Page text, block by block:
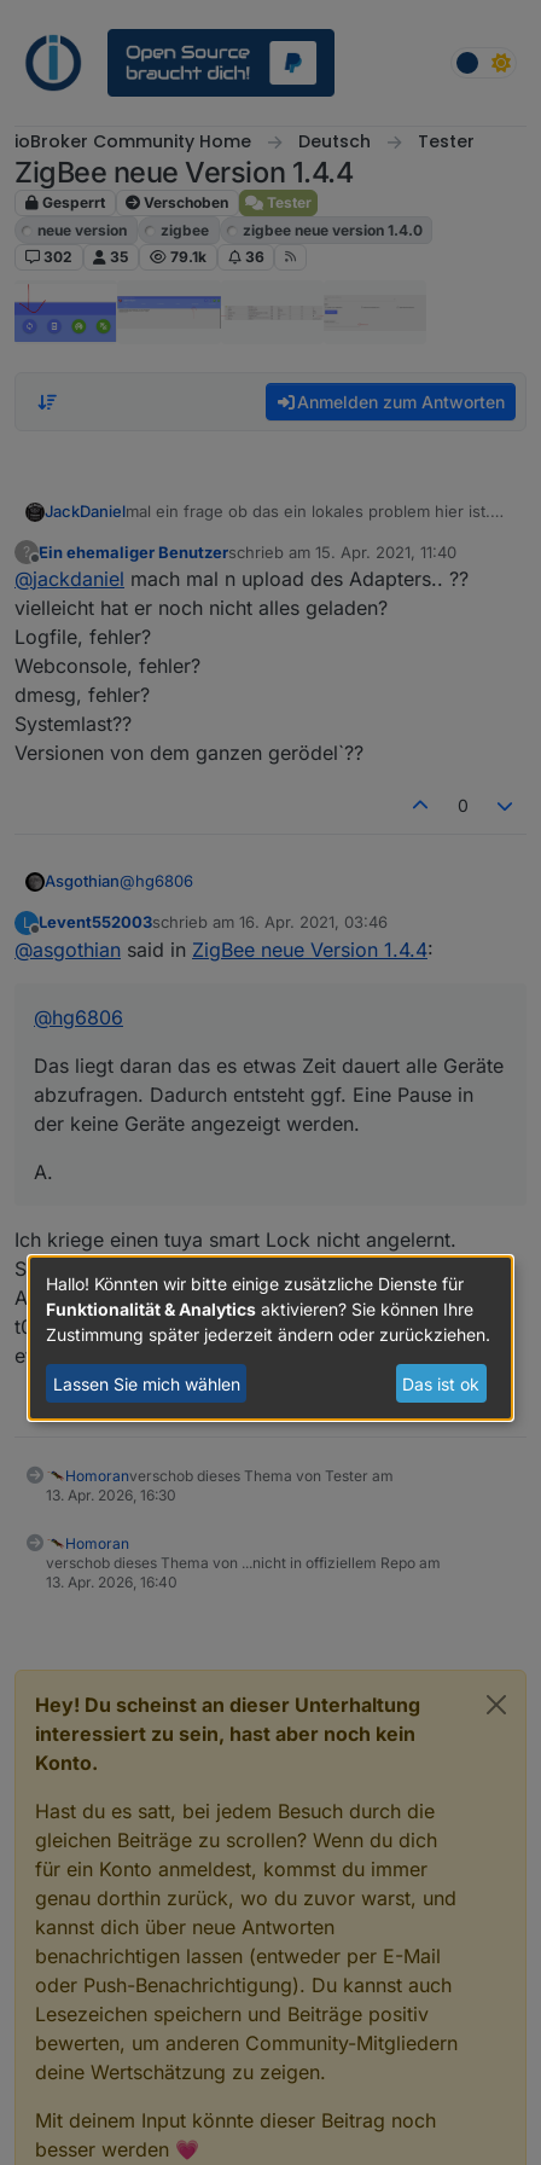
ioBroker Community Home Deutsch Tester
ZigBee neue Version 1.4.4
Gesperrt Verschoben
Tester
neue version
zigbee
zigbee neue version 1.4.0
302
35 79.1k 36
Anmelden zum Antworten
JackDanielmal ein frage ob das ein lokales problem hier ist.
panel links aufrufe, bekomme ich immer nur ein
leere seite in englisch angezeigt,mehr passiert
bzw. geht damit auch nicht :(
probiert mit chrome und firefox
?
Offline
Ein ehemaliger Benutzerschrieb am 15. Apr. 2021, 11:40
zuletzt editiert von
@jackdaniel mach mal n upload des Adapters.. ??
vielleicht hat er noch nicht alles geladen?
Logfile, fehler?
Webconsole, fehler?
dmesg, fehler?
Systemlast??
Versionen von dem ganzen gerödel`??
0
Asgothian@hg6806
Das liegt daran das es etwas Zeit dauert alle Geräte
abzufragen. Dadurch entsteht ggf. Eine Pause in der
L
Offline
Levent552003schrieb am 16. Apr. 2021, 03:46
zuletzt editiert von
@asgothian said in ZigBee neue Version 1.4.4:
@hg6806
Das liegt daran das es etwas Zeit dauert alle Geräte
abzufragen. Dadurch entsteht ggf. Eine Pause in
der keine Geräte angezeigt werden.
A.
Ich kriege einen tuya smart Lock nicht angelernt.
Scheint in der Geräte Bibliothek nicht definiert zu sein.
Als Bezeichnung gibt der Adapter ihn den Namen
t0ay01. Habe zwar über Experten Modus versucht
etwas zu erreichen hat aber leider nicht geklappt.
0
Homoranverschob dieses Thema von Tester am
13. Apr. 2026, 16:30
Homoran
verschob dieses Thema von ...nicht in offiziellem Repo am
13. Apr. 2026, 16:40
Hey! Du scheinst an dieser Unterhaltung
interessiert zu sein, hast aber noch kein
Konto.
Hast du es satt, bei jedem Besuch durch die
gleichen Beiträge zu scrollen? Wenn du dich
für ein Konto anmeldest, kommst du immer
genau dorthin zurück, wo du zuvor warst, und
kannst dich über neue Antworten
benachrichtigen lassen (entweder per E-Mail
oder Push-Benachrichtigung). Du kannst auch
Lesezeichen speichern und Beiträge positiv
bewerten, um anderen Community-Mitgliedern
deine Wertschätzung zu zeigen.
Mit deinem Input könnte dieser Beitrag noch
besser werden 💗
Hallo! Könnten wir bitte einige zusätzliche Dienste für
Funktionalität & Analytics aktivieren? Sie können Ihre
Zustimmung später jederzeit ändern oder zurückziehen.
Lassen Sie mich wählen Das ist ok